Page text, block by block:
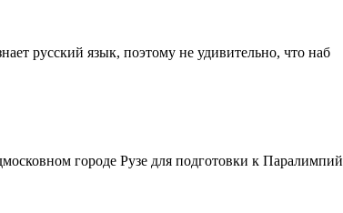
русский язык, поэтому не удивительно, что наб
городе Рузе для подготовки к Паралимпий